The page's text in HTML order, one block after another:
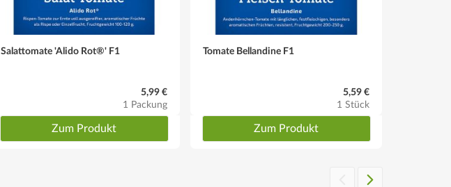
Salattomate 'Alido Rot®' F1
5,99 €
1 Packung
Zum Produkt
Tomate Bellandine F1
5,59 €
1 Stück
Zum Produkt